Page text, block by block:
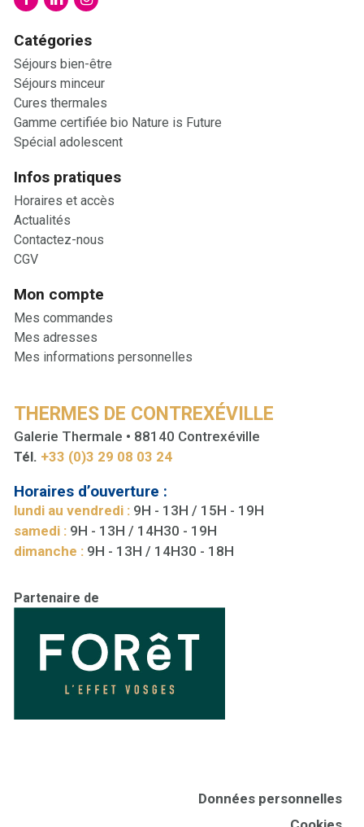
Catégories
Séjours bien-être
Séjours minceur
Cures thermales
Gamme certifiée bio Nature is Future
Spécial adolescent
Infos pratiques
Horaires et accès
Actualités
Contactez-nous
CGV
Mon compte
Mes commandes
Mes adresses
Mes informations personnelles
THERMES DE CONTREXÉVILLE
Galerie Thermale • 88140 Contrexéville
Tél. +33 (0)3 29 08 03 24
Horaires d’ouverture :
lundi au vendredi : 9H - 13H / 15H - 19H
samedi : 9H - 13H / 14H30 - 19H
dimanche : 9H - 13H / 14H30 - 18H
Partenaire de
Données personnelles